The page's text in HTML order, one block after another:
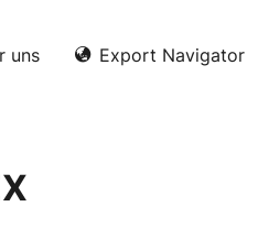
uns Export Navigator